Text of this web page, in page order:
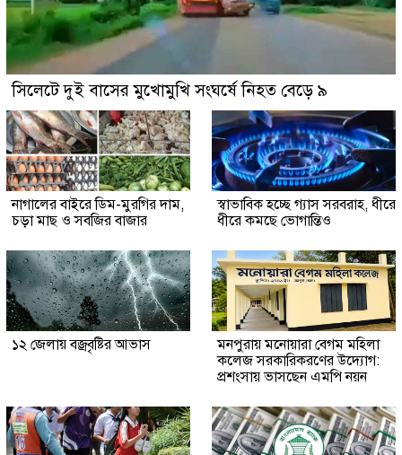
সিলেটে দুই বাসের মুখোমুখি সংঘর্ষে নিহত বেড়ে ৯
নাগালের বাইরে ডিম-মুরগির দাম,
চড়া মাছ ও সবজির বাজার
স্বাভাবিক হচ্ছে গ্যাস সরবরাহ, ধীরে
ধীরে কমছে ভোগান্তিও
১২ জেলায় বজ্রবৃষ্টির আভাস
মনপুরায় মনোয়ারা বেগম মহিলা
কলেজ সরকারিকরণের উদ্যোগ:
প্রশংসায় ভাসছেন এমপি নয়ন